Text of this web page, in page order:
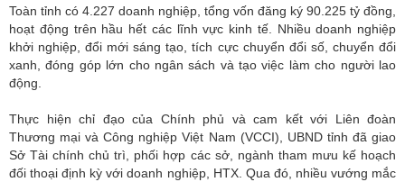
Toàn tỉnh có 4.227 doanh nghiệp, tổng vốn đăng ký 90.225 tỷ đồng,
hoạt động trên hầu hết các lĩnh vực kinh tế. Nhiều doanh nghiệp
khởi nghiệp, đổi mới sáng tạo, tích cực chuyển đổi số, chuyển đổi
xanh, đóng góp lớn cho ngân sách và tạo việc làm cho người lao
động.
Thực hiện chỉ đạo của Chính phủ và cam kết với Liên đoàn
Thương mại và Công nghiệp Việt Nam (VCCI), UBND tỉnh đã giao
Sở Tài chính chủ trì, phối hợp các sở, ngành tham mưu kế hoạch
đối thoại định kỳ với doanh nghiệp, HTX. Qua đó, nhiều vướng mắc